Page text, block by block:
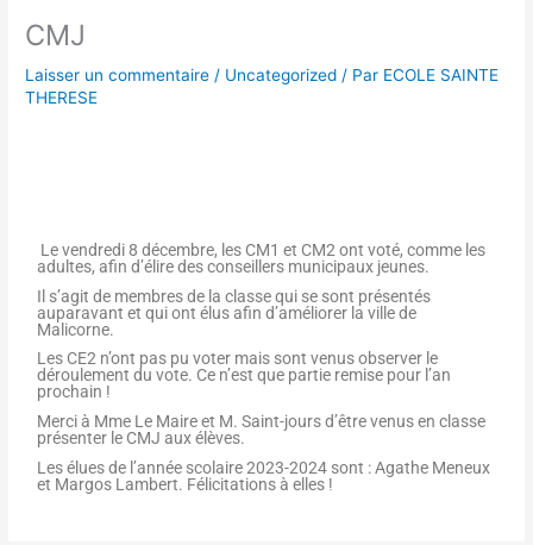
CMJ
Laisser un commentaire / Uncategorized / Par ECOLE SAINTE
THERESE
Le vendredi 8 décembre, les CM1 et CM2 ont voté, comme les
adultes, afin d’élire des conseillers municipaux jeunes.
Il s’agit de membres de la classe qui se sont présentés
auparavant et qui ont élus afin d’améliorer la ville de
Malicorne.
Les CE2 n’ont pas pu voter mais sont venus observer le
déroulement du vote. Ce n’est que partie remise pour l’an
prochain !
Merci à Mme Le Maire et M. Saint-jours d’être venus en classe
présenter le CMJ aux élèves.
Les élues de l’année scolaire 2023-2024 sont : Agathe Meneux
et Margos Lambert. Félicitations à elles !